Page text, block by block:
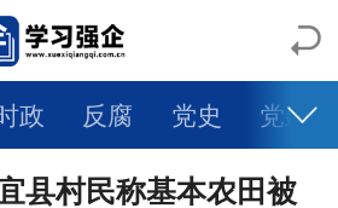
政 反腐 党史 党建
县村民称基本农田被